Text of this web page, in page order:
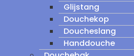
Glijstang
Douchekop
Doucheslang
Handdouche